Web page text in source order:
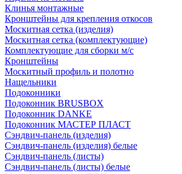
Клинья монтажные
Кронштейны для крепления откосов
Москитная сетка (изделия)
Москитная сетка (комплектующие)
Комплектующие для сборки м/с
Кронштейны
Москитный профиль и полотно
Нащельники
Подоконники
Подоконник BRUSBOX
Подоконник DANKE
Подоконник МАСТЕР ПЛАСТ
Сэндвич-панель (изделия)
Сэндвич-панель (изделия) белые
Сэндвич-панель (листы)
Сэндвич-панель (листы) белые